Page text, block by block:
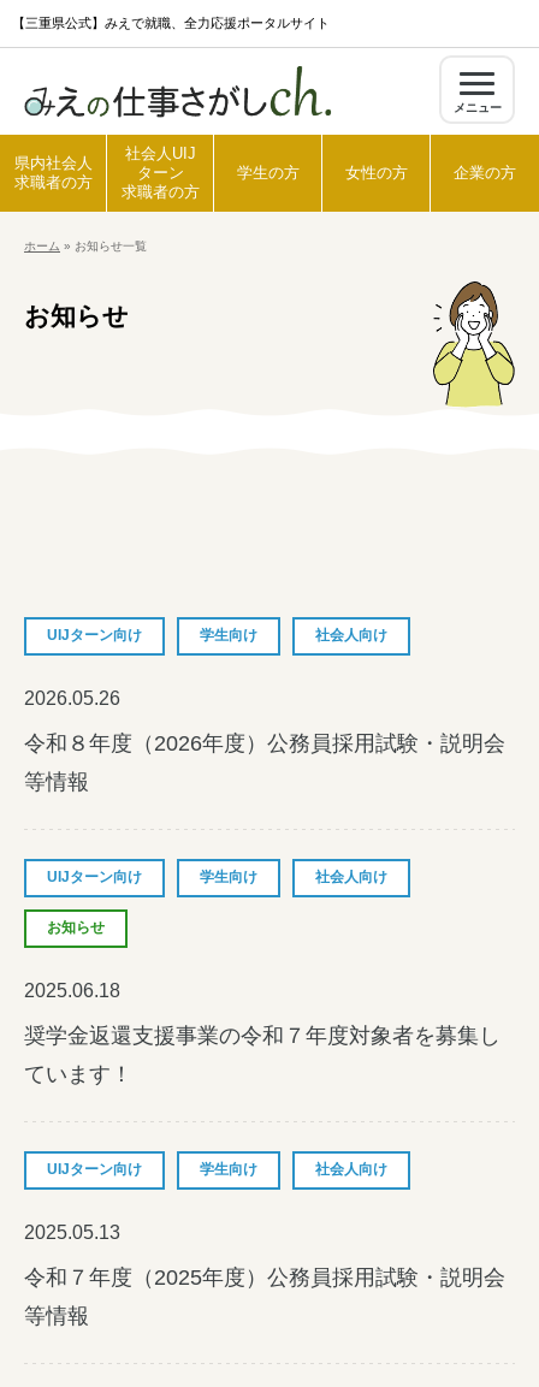
k
c
【三重県公式】みえで就職、全力応援ポータルサイト
メニュー
企業の方
イベントカレンダー
利用案内
三重の就職関連MOVIE
お知らせ
お問い合わせ
個人情報保護方針
みえの就職情報関連サイト
美し国みえ 移住ポータルサイト
おしごと広場みえ
県内社会人
求職者の方
社会人UIJ
ターン
求職者の方
学生の方 女性の方 企業の方
ホーム » お知らせ一覧
お知らせ
UIJターン向け 学生向け 社会人向け
2026.05.26
令和８年度（2026年度）公務員採用試験・説明会
等情報
UIJターン向け 学生向け 社会人向け
お知らせ
2025.06.18
奨学金返還支援事業の令和７年度対象者を募集し
ています！
UIJターン向け 学生向け 社会人向け
2025.05.13
令和７年度（2025年度）公務員採用試験・説明会
等情報